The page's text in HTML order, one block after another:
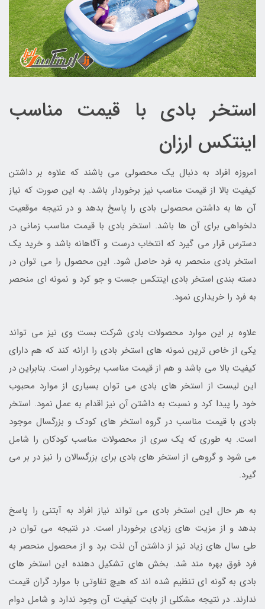
استخر بادی با قیمت مناسب
اینتکس ارزان
امروزه افراد به دنبال یک محصولی می باشند که علاوه بر داشتن
کیفیت بالا از قیمت مناسب نیز برخوردار باشد. به این صورت که نیاز
آن ها به داشتن محصولی بادی را پاسخ بدهد و در نتیجه موقعیت
دلخواهی برای آن ها باشد. استخر بادی با قیمت مناسب زمانی در
دسترس قرار می گیرد که انتخاب درست و آگاهانه باشد و خرید یک
استخر بادی منحصر به فرد حاصل شود. این محصول را می توان در
دسته بندی استخر بادی اینتکس جست و جو کرد و نمونه ای منحصر
به فرد را خریداری نمود.
علاوه بر این موارد محصولات بادی شرکت بست وی نیز می تواند
یکی از خاص ترین نمونه های استخر بادی را ارائه کند که هم دارای
کیفیت بالا می باشد و هم از قیمت مناسب برخوردار است. بنابراین در
این لیست از استخر های بادی می توان بسیاری از موارد محبوب
خود را پیدا کرد و نسبت به داشتن آن نیز اقدام به عمل نمود. استخر
بادی با قیمت مناسب در گروه استخر های کودک و بزرگسال موجود
است. به طوری که یک سری از محصولات مناسب کودکان را شامل
می شود و گروهی از استخر های بادی برای بزرگسالان را نیز در بر می
گیرد.
به هر حال این استخر بادی می تواند نیاز افراد به آبتنی را پاسخ
بدهد و از مزیت های زیادی برخوردار است. در نتیجه می توان در
طی سال های زیاد نیز از داشتن آن لذت برد و از محصول منحصر به
فرد فوق بهره مند شد. بخش های تشکیل دهنده این استخر های
بادی به گونه ای تنظیم شده اند که هیچ تفاوتی با موارد گران قیمت
ندارند. در نتیجه مشکلی از بابت کیفیت آن وجود ندارد و شامل دوام